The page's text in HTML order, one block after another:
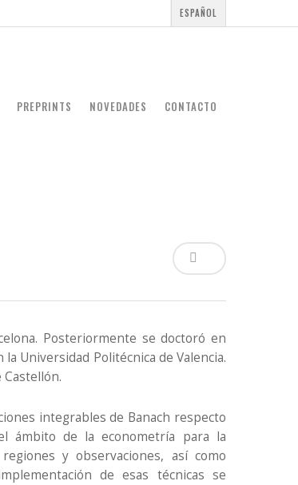
ESPAÑOL
PREPRINTS NOVEDADES CONTACTO
Posteriormente se doctoró en
Universidad Politécnica de Valencia.
integrables de Banach respecto
ámbito de la econometría para la
y observaciones, así como
de esas técnicas se